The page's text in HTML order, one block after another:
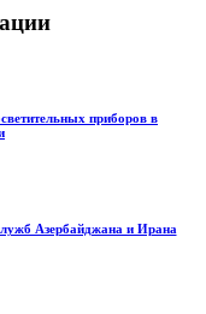
приборов в
Азербайджана и Ирана